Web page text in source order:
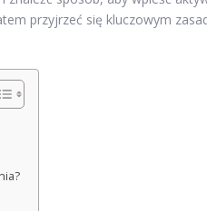
przyjrzeć się kluczowym